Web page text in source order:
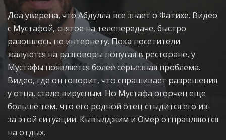
Доа уверена, что Абдулла все знает о Фатихе. Видео
с Мустафой, снятое на телепередаче, быстро
разошлось по интернету. Пока посетители
жалуются на разговоры попугая в ресторане, у
Мустафы появляется более серьезная проблема.
Видео, где он говорит, что спрашивает разрешения
у отца, стало вирусным. Но Мустафа огорчен еще
больше тем, что его родной отец стыдится его из-
за этой ситуации. Кывылджим и Омер отправляются
на отдых.